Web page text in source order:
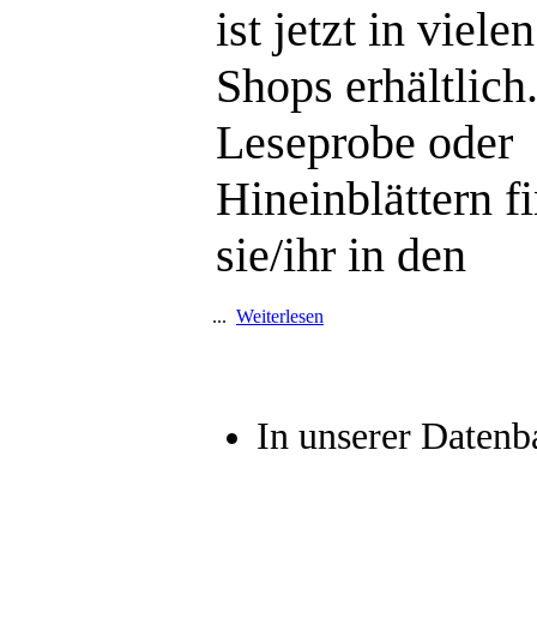
ist jetzt in
Shops
Leseprobe oder
Hineinblättern
sie/ihr in den
... Weiterlesen
In unserer